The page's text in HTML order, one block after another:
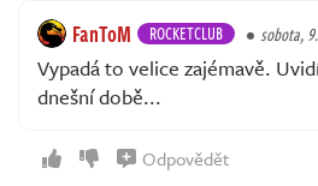
FanToM ROCKETCLUB sobota,
Vypadá to velice zajémavě.
dnešní době...
Odpovědět